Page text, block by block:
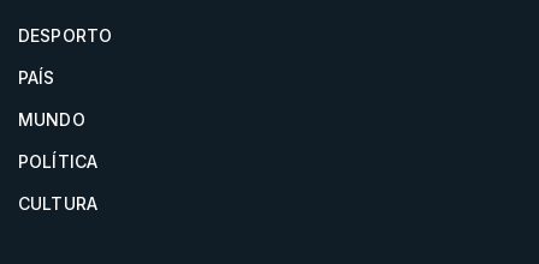
DESPORTO
PAÍS
MUNDO
POLÍTICA
CULTURA